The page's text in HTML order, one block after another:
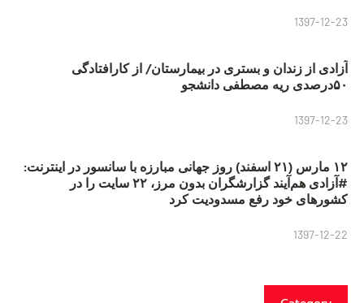
1397-12-23
آزادی از زندان و بستری در بیمارستان/ از کارافتادگی
۵۰درصدی ریه مصطفی دانشجو
1397-12-23
۱۲ مارس (۲۱ اسفند) روز جهانی مبارزه با سانسور در اینترنت:
#آزادی هم‌آیند گزارشگران‌ بدون مرز، ۲۲ سایت را در
کشورهای خود رفع مسدودیت کرد
1397-12-22